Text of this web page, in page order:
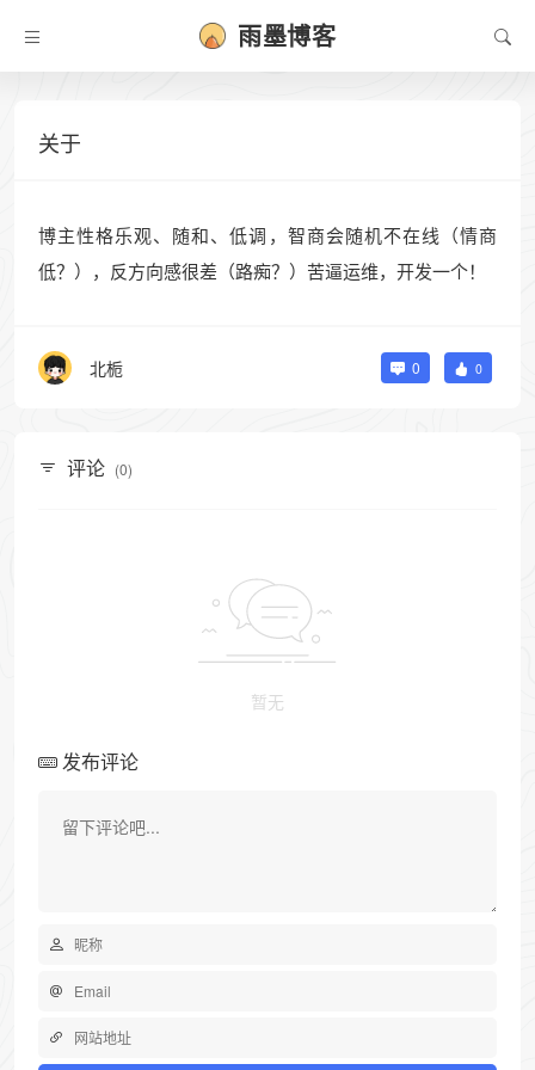
雨墨博客
关于
博主性格乐观、随和、低调，智商会随机不在线（情商
低？），反方向感很差（路痴？）苦逼运维，开发一个！
北栀 0 0
评论 (0)
暂无
发布评论